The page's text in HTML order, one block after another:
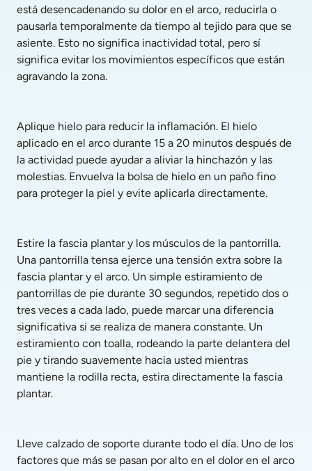
está desencadenando su dolor en el arco, reducirla o
pausarla temporalmente da tiempo al tejido para que se
asiente. Esto no significa inactividad total, pero sí
significa evitar los movimientos específicos que están
agravando la zona.
Aplique hielo para reducir la inflamación. El hielo
aplicado en el arco durante 15 a 20 minutos después de
la actividad puede ayudar a aliviar la hinchazón y las
molestias. Envuelva la bolsa de hielo en un paño fino
para proteger la piel y evite aplicarla directamente.
Estire la fascia plantar y los músculos de la pantorrilla.
Una pantorrilla tensa ejerce una tensión extra sobre la
fascia plantar y el arco. Un simple estiramiento de
pantorrillas de pie durante 30 segundos, repetido dos o
tres veces a cada lado, puede marcar una diferencia
significativa si se realiza de manera constante. Un
estiramiento con toalla, rodeando la parte delantera del
pie y tirando suavemente hacia usted mientras
mantiene la rodilla recta, estira directamente la fascia
plantar.
Lleve calzado de soporte durante todo el día. Uno de los
factores que más se pasan por alto en el dolor en el arco